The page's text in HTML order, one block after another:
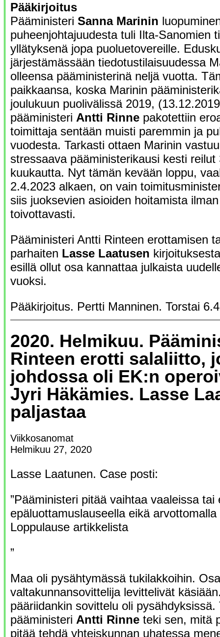
Pääkirjoitus
Pääministeri Sanna Marinin
puheenjohtajuudesta tuli Ilta-Sanomien
yllätyksenä jopa puoluetovereille.
järjestämässään tiedotustilaisuudessa
olleensa pääministerinä neljä vuotta.
paikkaansa, koska Marinin
joulukuun puolivälissä 2019,
pääministeri Antti Rinne pakotettiin
toimittaja sentään muisti paremmin ja
vuodesta. Tarkasti ottaen Marinin
stressaava pääministerikausi kesti reilut
kuukautta. Nyt tämän kevään loppu,
2.4.2023 alkaen, on vain
siis juoksevien asioiden hoitamista
toivottavasti.
Pääministeri Antti Rinteen erottamisen
parhaiten Lasse Laatusen
esillä ollut osa kannattaa julkaista
vuoksi.
Pääkirjoitus. Pertti Manninen. Torstai
2020. Helmikuu.
Rinteen erotti salaliitto,
johdossa oli EK:n
Jyri Häkämies. Lasse
paljastaa
Viikkosanomat
Helmikuu 27, 2020
Lasse Laatunen. Case posti:
”Pääministeri pitää vaihtaa vaaleissa tai
epäluottamuslauseella eikä arvottomalla
Loppulause artikkelista
”
Maa oli pysähtymässä tukilakkoihin.
valtakunnansovittelija levittelivät
pääriidankin sovittelu oli
pääministeri Antti Rinne teki sen, mitä
pitää tehdä yhteiskunnan uhatessa